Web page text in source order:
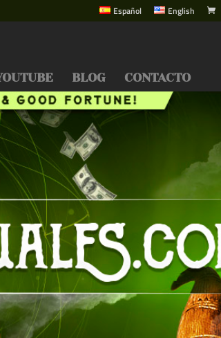
Español English
BLOG CONTACTO